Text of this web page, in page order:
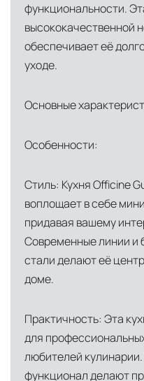
функциональности.
высококачественной
обеспечивает её
уходе.
Основные
Особенности:
Стиль: Кухня Officine
воплощает в себе
придавая вашему
Современные линии и
стали делают её
доме.
Практичность: Эта
для
любителей
функционал делают